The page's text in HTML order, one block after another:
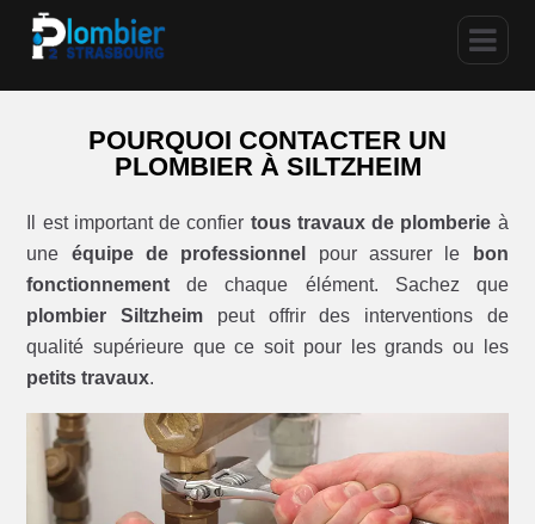
POURQUOI CONTACTER UN
PLOMBIER À SILTZHEIM
Il est important de confier tous travaux de plomberie à
une équipe de professionnel pour assurer le
bon
fonctionnement de chaque élément. Sachez que
plombier Siltzheim peut offrir des interventions de
qualité supérieure que ce soit pour les grands ou les
petits travaux.